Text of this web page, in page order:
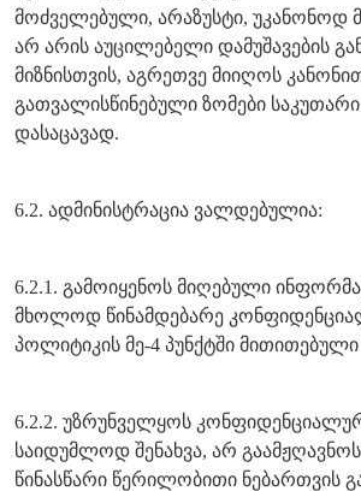
მოძველებული, არაზუსტი, უკანონოდ
არ არის აუცილებელი დამუშავების
მიზნისთვის, აგრეთვე მიიღოს
გათვალისწინებული ზომები
დასაცავად.
6.2. ადმინისტრაცია ვალდებულია:
6.2.1. გამოიყენოს მიღებული
მხოლოდ წინამდებარე
პოლიტიკის მე-4 პუნქტში მითითებული
6.2.2. უზრუნველყოს
საიდუმლოდ შენახვა, არ
წინასწარი წერილობითი ნებართვის